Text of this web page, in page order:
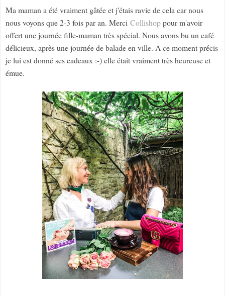
Ma maman a été vraiment gâtée et j'étais ravie de cela car nous
nous voyons que 2-3 fois par an. Merci Collishoppour m'avoir
offert une journée fille-maman très spécial. Nous avons bu un café
délicieux, après une journée de balade en ville. A ce moment précis
je lui est donné ses cadeaux :-) elle était vraiment très heureuse et
émue.